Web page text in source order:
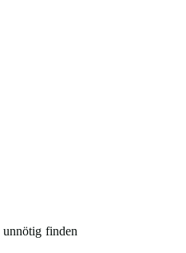
unnötig finden